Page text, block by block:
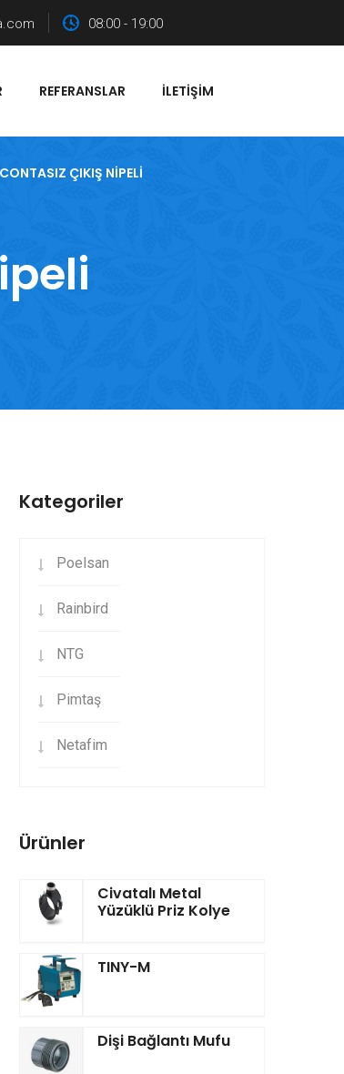
08:00 - 19:00
REFERANSLAR İLETIŞIM
ÇIKIŞ NIPELI
Kategoriler
Poelsan
Rainbird
NTG
Pimtaş
Netafim
Ürünler
Civatalı Metal
Yüzüklü Priz Kolye
TINY-M
Dişi Bağlantı Mufu